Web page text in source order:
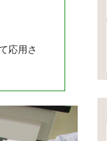
応用さ